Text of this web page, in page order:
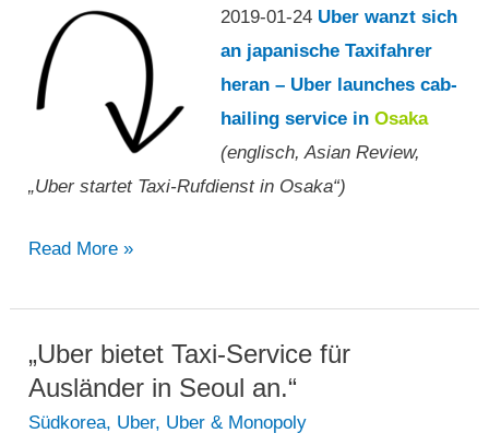
2019-01-24 Uber wanzt sich
an japanische Taxifahrer
heran – Uber launches cab-
hailing service in Osaka
(englisch, Asian Review,
„Uber startet Taxi-Rufdienst in Osaka“)
„Uber
Taxi-
Rufdienst
in
Osaka“
Read More »
„Uber bietet Taxi-Service für
Ausländer in Seoul an.“
Südkorea, Uber, Uber & Monopoly